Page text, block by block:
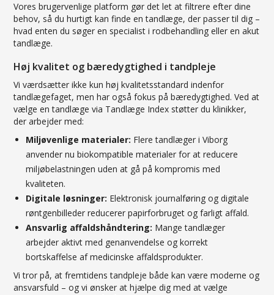
Vores brugervenlige platform gør det let at filtrere efter dine
behov, så du hurtigt kan finde en tandlæge, der passer til dig –
hvad enten du søger en specialist i rodbehandling eller en akut
tandlæge.
Høj kvalitet og bæredygtighed i tandpleje
Vi værdsætter ikke kun høj kvalitetsstandard indenfor
tandlægefaget, men har også fokus på bæredygtighed. Ved at
vælge en tandlæge via Tandlæge Index støtter du klinikker,
der arbejder med:
Miljøvenlige materialer: Flere tandlæger i Viborg
anvender nu biokompatible materialer for at reducere
miljøbelastningen uden at gå på kompromis med
kvaliteten.
Digitale løsninger: Elektronisk journalføring og digitale
røntgenbilleder reducerer papirforbruget og farligt affald.
Ansvarlig affaldshåndtering: Mange tandlæger
arbejder aktivt med genanvendelse og korrekt
bortskaffelse af medicinske affaldsprodukter.
Vi tror på, at fremtidens tandpleje både kan være moderne og
ansvarsfuld – og vi ønsker at hjælpe dig med at vælge